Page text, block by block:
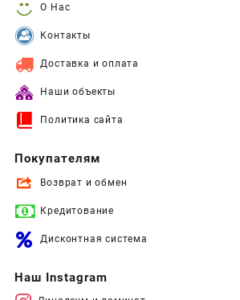
О Нас
Контакты
Доставка и оплата
Наши объекты
Политика сайта
Покупателям
Возврат и обмен
Кредитование
Дисконтная система
Наш Instagram